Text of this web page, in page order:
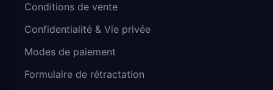
Conditions de vente
Confidentialité & Vie privée
Modes de paiement
Formulaire de rétractation